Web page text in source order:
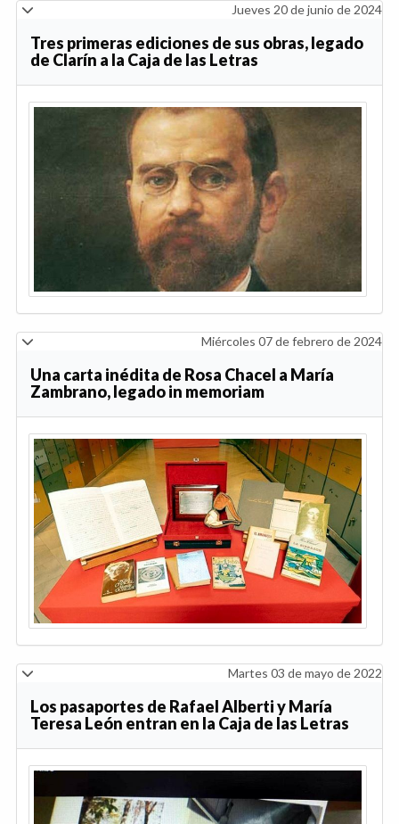
Jueves 20 de junio de 2024
Tres primeras ediciones de sus obras, legado
de Clarín a la Caja de las Letras
Miércoles 07 de febrero de 2024
Una carta inédita de Rosa Chacel a María
Zambrano, legado in memoriam
Martes 03 de mayo de 2022
Los pasaportes de Rafael Alberti y María
Teresa León entran en la Caja de las Letras